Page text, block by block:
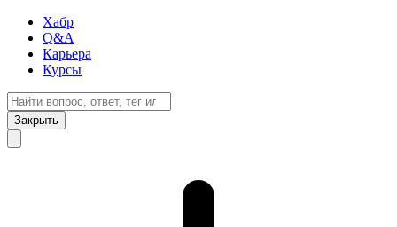
Хабр
Q&A
Карьера
Курсы
Закрыть